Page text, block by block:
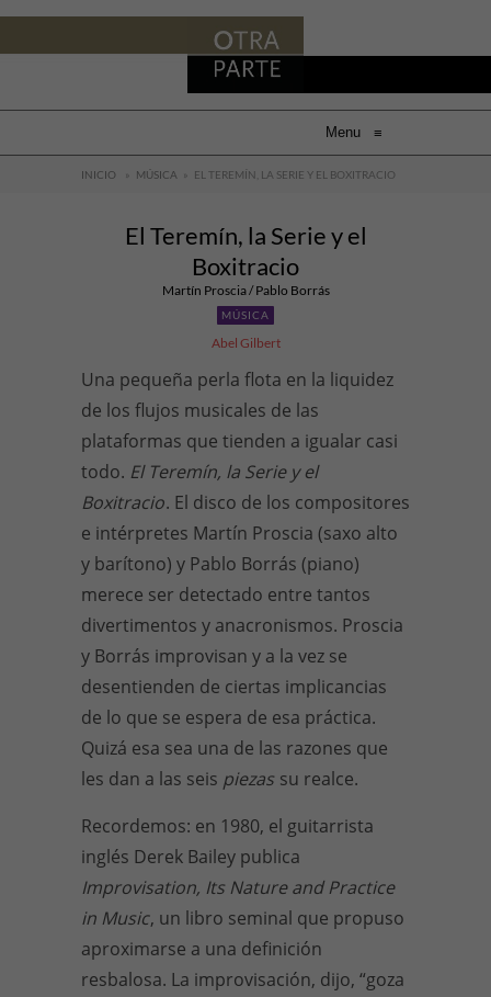
Menu ≡
INICIO » MÚSICA » EL TEREMÍN, LA SERIE Y EL BOXITRACIO
El Teremín, la Serie y el
Boxitracio
Martín Proscia / Pablo Borrás
MÚSICA
Abel Gilbert
Una pequeña perla flota en la liquidez
de los flujos musicales de las
plataformas que tienden a igualar casi
todo. El Teremín, la Serie y el
Boxitracio. El disco de los compositores
e intérpretes Martín Proscia (saxo alto
y barítono) y Pablo Borrás (piano)
merece ser detectado entre tantos
divertimentos y anacronismos. Proscia
y Borrás improvisan y a la vez se
desentienden de ciertas implicancias
de lo que se espera de esa práctica.
Quizá esa sea una de las razones que
les dan a las seis piezas su realce.
Recordemos: en 1980, el guitarrista
inglés Derek Bailey publica
Improvisation, Its Nature and Practice
in Music, un libro seminal que propuso
aproximarse a una definición
resbalosa. La improvisación, dijo, “goza